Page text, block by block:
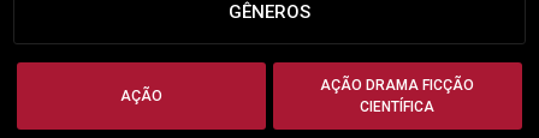
GÊNEROS
AÇÃO
AÇÃO DRAMA FICÇÃO
CIENTÍFICA